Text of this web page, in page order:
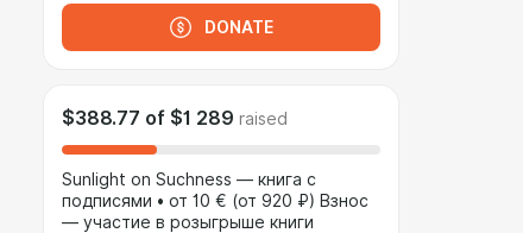
DONATE
$388.77 of $1 289 raised
Sunlight on Suchness — книга с
подписями • от 10 € (от 920 ₽) Взнос
— участие в розыгрыше книги